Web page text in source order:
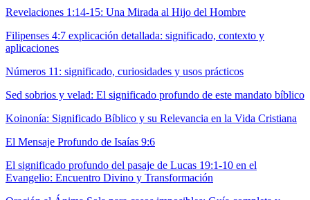
Revelaciones 1:14-15: Una Mirada al Hijo del Hombre
Filipenses 4:7 explicación detallada: significado, contexto y
aplicaciones
Números 11: significado, curiosidades y usos prácticos
Sed sobrios y velad: El significado profundo de este mandato bíblico
Koinonía: Significado Bíblico y su Relevancia en la Vida Cristiana
El Mensaje Profundo de Isaías 9:6
El significado profundo del pasaje de Lucas 19:1-10 en el
Evangelio: Encuentro Divino y Transformación